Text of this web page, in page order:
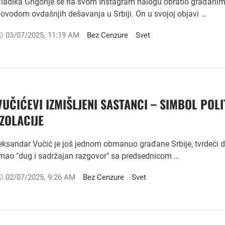
ovdašnjih dešavanja u Srbiji. On u svojoj objavi …
03/07/2025, 11:19 AM Bez Cenzure Svet
IZMIŠLJENI SASTANCI – SIMBOL
Vučić je još jednom obmanuo građane Srbije, tvrdeći
"dug i sadržajan razgovor" sa predsednicom …
02/07/2025, 9:26 AM Bez Cenzure Svet